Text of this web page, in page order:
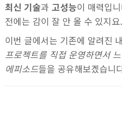
최신 기술과 고성능이 매력입
전에는 감이 잘 안 올 수 있지요.
이번 글에서는 기존에 알려진
프로젝트를 직접 운영하면서
에피소드들을 공유해보겠습니